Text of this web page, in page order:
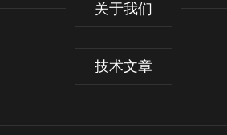
关于我们
技术文章